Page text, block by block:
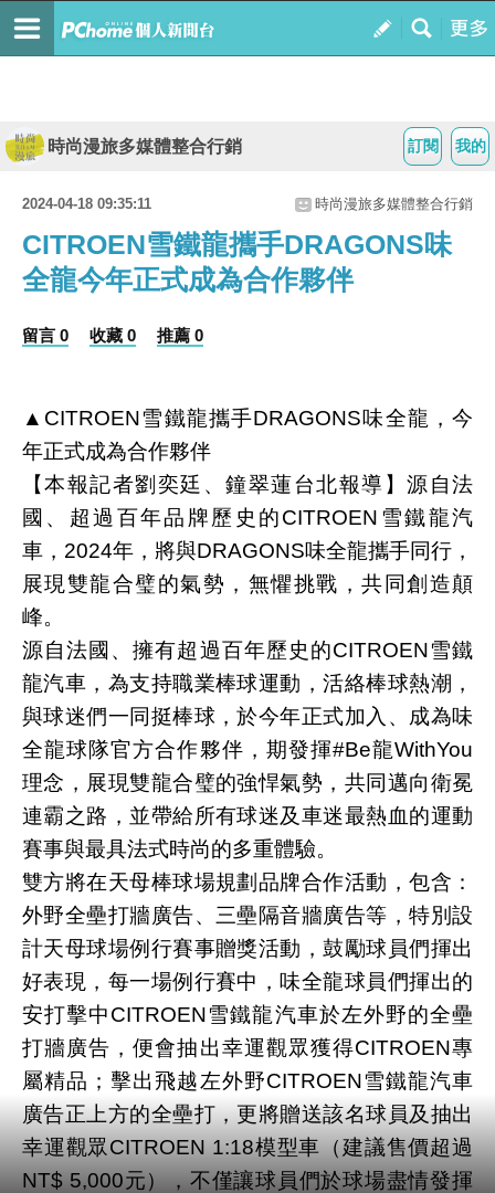
我的
訂閱
時尚漫旅多媒體整合行銷
2024-04-18 09:35:11 時尚漫旅多媒體整合行銷
CITROEN雪鐵龍攜手DRAGONS味
全龍今年正式成為合作夥伴
留言 0 收藏 0 推薦 0
▲CITROEN雪鐵龍攜手DRAGONS味全龍，今
年正式成為合作夥伴
【本報記者劉奕廷、鐘翠蓮台北報導】源自法
國、超過百年品牌歷史的CITROEN雪鐵龍汽
車，2024年，將與DRAGONS味全龍攜手同行，
展現雙龍合璧的氣勢，無懼挑戰，共同創造顛
峰。
源自法國、擁有超過百年歷史的CITROEN雪鐵
龍汽車，為支持職業棒球運動，活絡棒球熱潮，
與球迷們一同挺棒球，於今年正式加入、成為味
全龍球隊官方合作夥伴，期發揮#Be龍WithYou
理念，展現雙龍合璧的強悍氣勢，共同邁向衛冕
連霸之路，並帶給所有球迷及車迷最熱血的運動
賽事與最具法式時尚的多重體驗。
雙方將在天母棒球場規劃品牌合作活動，包含：
外野全壘打牆廣告、三壘隔音牆廣告等，特別設
計天母球場例行賽事贈獎活動，鼓勵球員們揮出
好表現，每一場例行賽中，味全龍球員們揮出的
安打擊中CITROEN雪鐵龍汽車於左外野的全壘
打牆廣告，便會抽出幸運觀眾獲得CITROEN專
屬精品；擊出飛越左外野CITROEN雪鐵龍汽車
廣告正上方的全壘打，更將贈送該名球員及抽出
幸運觀眾CITROEN 1:18模型車（建議售價超過
NT$ 5,000元），不僅讓球員們於球場盡情發揮